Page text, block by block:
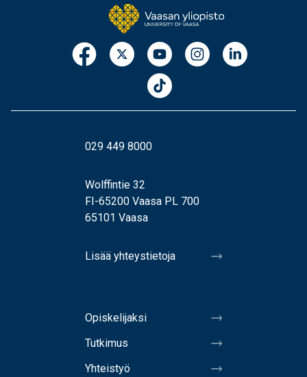
029 449 8000
Wolffintie 32
FI-65200 Vaasa PL 700
65101 Vaasa
Lisää yhteystietoja
Opiskelijaksi
Tutkimus
Yhteistyö